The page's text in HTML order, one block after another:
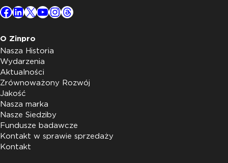
Facebook
LinkedIn
X YouTube
Instagram
Threads
O Zinpro
Nasza Historia
Wydarzenia
Aktualności
Zrównoważony Rozwój
Jakość
Nasza marka
Nasze Siedziby
Fundusze badawcze
Kontakt w sprawie sprzedaży
Kontakt